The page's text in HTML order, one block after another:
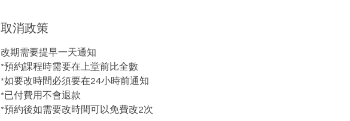
取消政策
改期需要提早一天通知
*預約課程時需要在上堂前比全數
*如要改時間必須要在24小時前通知
*已付費用不會退款
*預約後如需要改時間可以免費改2次